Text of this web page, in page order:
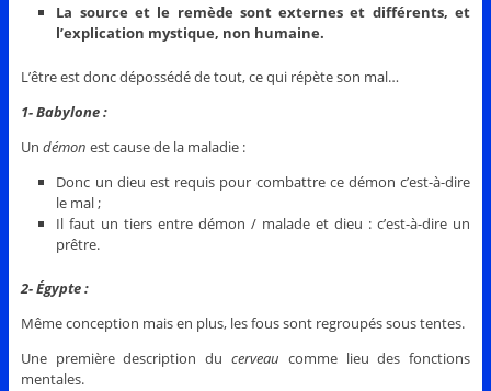
La source et le remède sont externes et différents, et
l’explication mystique, non humaine.
L’être est donc dépossédé de tout, ce qui répète son mal…
1- Babylone :
Un démon est cause de la maladie :
Donc un dieu est requis pour combattre ce démon c’est-à-dire
le mal ;
Il faut un tiers entre démon / malade et dieu : c’est-à-dire un
prêtre.
2- Égypte :
Même conception mais en plus, les fous sont regroupés sous tentes.
Une première description du cerveau comme lieu des fonctions
mentales.